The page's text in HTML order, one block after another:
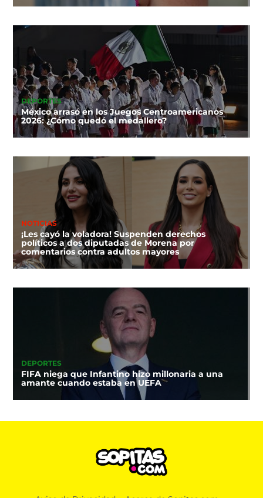
DEPORTES
México arrasó en los Juegos Centroamericanos
2026: ¿Cómo quedó el medallero?
NOTICIAS
¡Les cayó la voladora! Suspenden derechos
políticos a dos diputadas de Morena por
comentarios contra adultos mayores
DEPORTES
FIFA niega que Infantino hizo millonaria a una
amante cuando estaba en UEFA